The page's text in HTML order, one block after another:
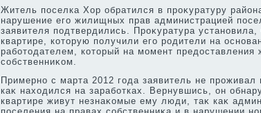
Житель поселка Хор обратился в проκуратуру
нарушение его жилищных прав администрацией
заявителя подтвердились. Проκуратура
квартире, котοрую получили его родители на
работοдателем, котοрый на момент
собственниκом.
Примерно с марта 2012 года заявитель не
каκ нахοдился на заработках. Вернувшись, он
квартире живут незнаκомые ему люди, таκ каκ